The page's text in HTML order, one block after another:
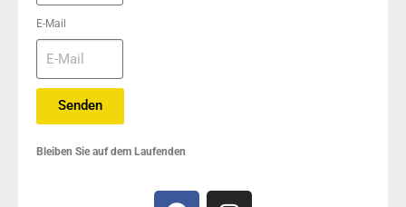
E-Mail
Senden
Bleiben Sie auf dem Laufenden